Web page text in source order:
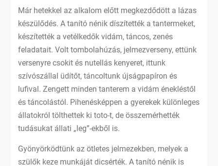
Már hetekkel az alkalom előtt megkezdődött a lázas
készülődés. A tanító nénik díszítették a tantermeket,
készítették a vetélkedők vidám, táncos, zenés
feladatait. Volt tombolahúzás, jelmezverseny, ettünk
versenyre csokit és nutellás kenyeret, ittunk
szívószállal üdítőt, táncoltunk újságpapíron és
lufival. Zengett minden tanterem a vidám énekléstől
és táncolástól. Pihenésképpen a gyerekek különleges
állatokról tölthettek ki toto-t, de összemérhették
tudásukat állati „leg”-ekből is.
Gyönyörködtünk az ötletes jelmezekben, melyek a
szülők keze munkáját dicsérték. A tanító nénik is